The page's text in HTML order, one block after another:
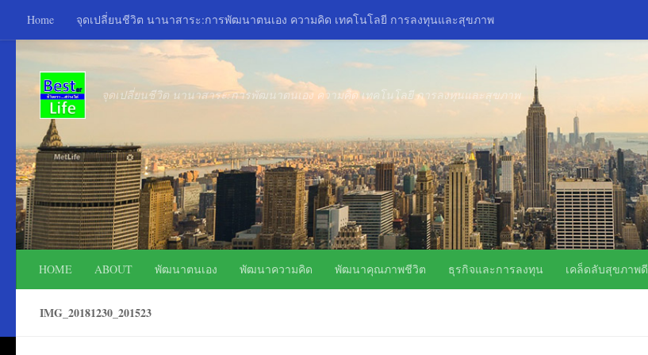
Skip to content
Home จุดเปลี่ยนชีวิต นานาสาระ:การพัฒนาตนเอง ความคิด เทคโนโลยี การลงทุนและสุขภาพ
จุดเปลี่ยนชีวิต นานาสาระ:การพัฒนาตนเอง ความคิด เทคโนโลยี การลงทุนและสุขภาพ
HOME ABOUT พัฒนาตนเอง พัฒนาความคิด พัฒนาคุณภาพชีวิต ธุรกิจและการลงทุน เคล็ดลับสุขภาพดี
IMG_20181230_201523